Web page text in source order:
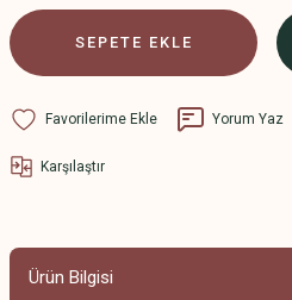
SEPETE EKLE
Yorum Yaz
Karşılaştır
Ürün Bilgisi